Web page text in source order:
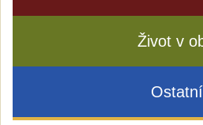
Život v
Ostatní